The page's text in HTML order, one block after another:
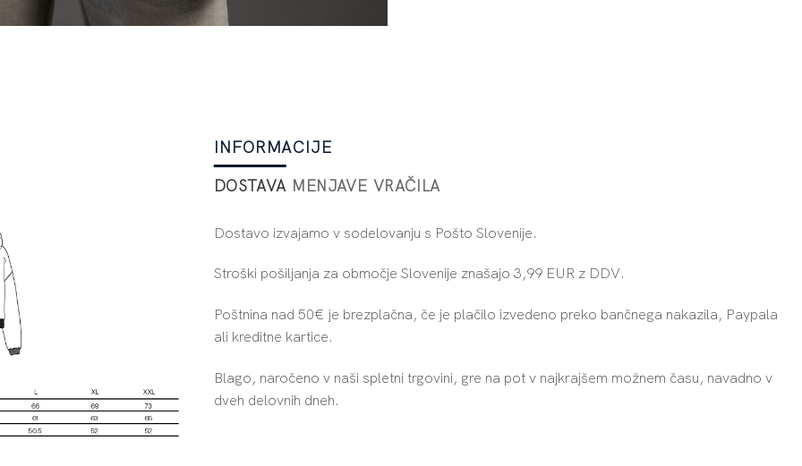
INFORMACIJE
DOSTAVA MENJAVE VRAČILA
Dostavo izvajamo v sodelovanju s Pošto Slovenije.
Stroški pošiljanja za območje Slovenije znašajo 3,99 EUR z DDV.
Poštnina nad 50€ je brezplačna, če je plačilo izvedeno preko bančnega nakazila, Paypala
ali kreditne kartice.
Blago, naročeno v naši spletni trgovini, gre na pot v najkrajšem možnem času, navadno v
dveh delovnih dneh.